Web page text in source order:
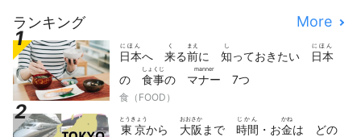
ランキング More
日本
にほん
へ 来
く
る前
まえ
に 知
し
っておきたい 日本
にほん
の 食事
しょくじ
の マナー
manner
7つ
食（FOOD）
東京
とうきょう
から 大阪
おおさか
まで 時間
じかん
・お金
かね
は どの